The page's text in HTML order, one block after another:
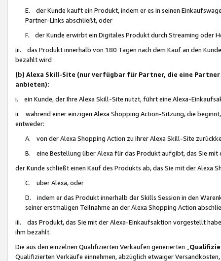
E. der Kunde kauft ein Produkt, indem er es in seinen
Partner-Links abschließt, oder
F. der Kunde erwirbt ein Digitales Produkt durch Streaming oder
iii. das Produkt innerhalb von 180 Tagen nach dem Kauf an den
bezahlt wird
(b) Alexa Skill-Site (nur verfügbar für Partner, die eine
anbieten):
i. ein Kunde, der Ihre Alexa Skill-Site nutzt, führt eine Alexa-
ii. während einer einzigen Alexa Shopping Action-Sitzung, die
entweder:
A. von der Alexa Shopping Action zu Ihrer Alexa Skill-Site
B. eine Bestellung über Alexa für das Produkt aufgibt, das Sie mit
der Kunde schließt einen Kauf des Produkts ab, das Sie mit der Alexa
C. über Alexa, oder
D. indem er das Produkt innerhalb der Skills Session in den
seiner erstmaligen Teilnahme an der Alexa Shopping Action
iii. das Produkt, das Sie mit der Alexa-Einkaufsaktion vorgestellt
ihm bezahlt.
Die aus den einzelnen Qualifizierten Verkäufen generierten „
Qualifizierten Verkäufe einnehmen, abzüglich etwaiger